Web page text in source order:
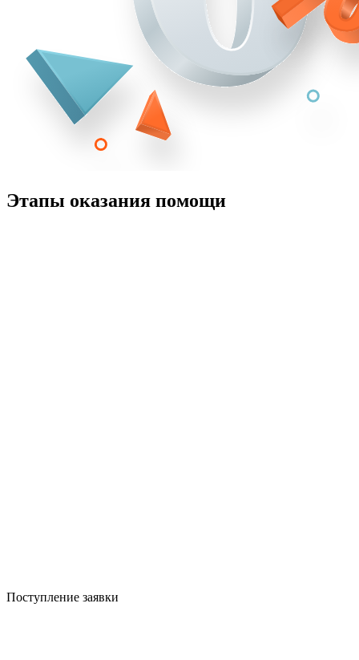
Этапы оказания помощи
Поступление заявки